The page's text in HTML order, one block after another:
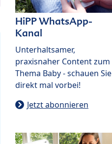
HiPP WhatsApp-
Kanal
Unterhaltsamer,
praxisnaher Content zum
Thema Baby - schauen Sie
direkt mal vorbei!
Jetzt abonnieren